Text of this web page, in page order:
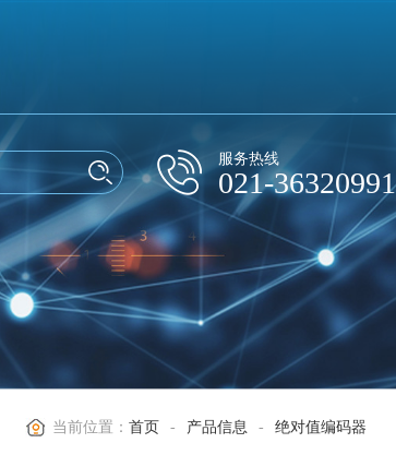
服务热线
021-36320991
当前位置：首页 - 产品信息 - 绝对值编码器